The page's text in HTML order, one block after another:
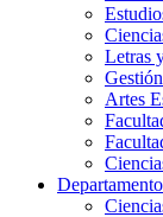
Letras
Artes